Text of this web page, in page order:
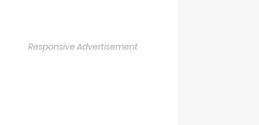
Responsive Advertisement